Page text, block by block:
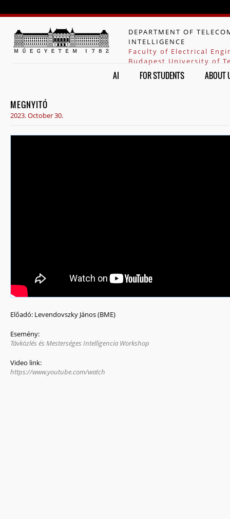
DEPARTMENT OF
INTELLIGENCE
Faculty of Electrical
Budapest University of
AI FOR STUDENTS ABOUT
MEGNYITÓ
2023. October 30.
Előadó: Levendovszky János (BME)
Esemény:
Távközlés és Mesterséges Intelligencia Workshop
Video link:
https://www.youtube.com/watch